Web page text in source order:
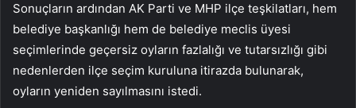
Sonuçların ardından AK Parti ve MHP ilçe teşkilatları, hem
belediye başkanlığı hem de belediye meclis üyesi
seçimlerinde geçersiz oyların fazlalığı ve tutarsızlığı gibi
nedenlerden ilçe seçim kuruluna itirazda bulunarak,
oyların yeniden sayılmasını istedi.